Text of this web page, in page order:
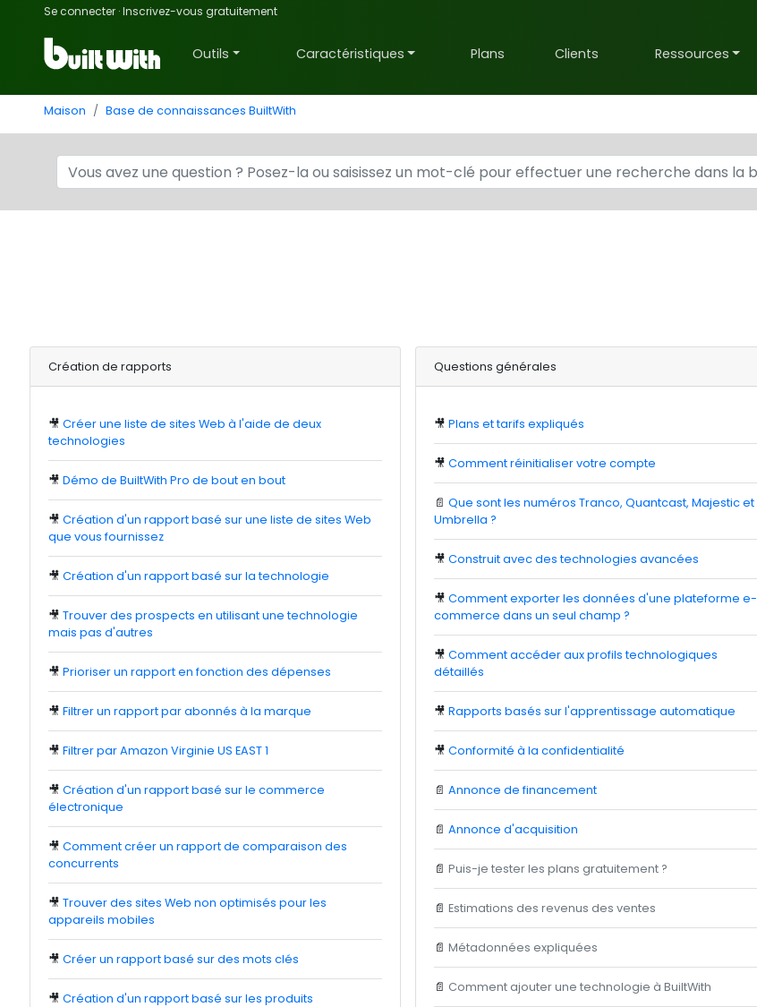
Se connecter ·Inscrivez-vous gratuitement
Outils Caractéristiques Plans Clients Ressources
Maison Base de connaissances BuiltWith
Création de rapports
🎥 Créer une liste de sites Web à l'aide de deux
technologies
🎥 Démo de BuiltWith Pro de bout en bout
🎥 Création d'un rapport basé sur une liste de sites Web
que vous fournissez
🎥 Création d'un rapport basé sur la technologie
🎥 Trouver des prospects en utilisant une technologie
mais pas d'autres
🎥 Prioriser un rapport en fonction des dépenses
🎥 Filtrer un rapport par abonnés à la marque
🎥 Filtrer par Amazon Virginie US EAST 1
🎥 Création d'un rapport basé sur le commerce
électronique
🎥 Comment créer un rapport de comparaison des
concurrents
🎥 Trouver des sites Web non optimisés pour les
appareils mobiles
🎥 Créer un rapport basé sur des mots clés
🎥 Création d'un rapport basé sur les produits
Questions générales
🎥Plans et tarifs expliqués
🎥Comment réinitialiser votre compte
📄Que sont les numéros Tranco, Quantcast, Majestic et
Umbrella ?
🎥Construit avec des technologies avancées
🎥Comment exporter les données d'une plateforme e-
commerce dans un seul champ ?
🎥Comment accéder aux profils technologiques
détaillés
🎥Rapports basés sur l'apprentissage automatique
🎥Conformité à la confidentialité
📄Annonce de financement
📄Annonce d'acquisition
📄Puis-je tester les plans gratuitement ?
📄Estimations des revenus des ventes
📄Métadonnées expliquées
📄 Comment ajouter une technologie à BuiltWith